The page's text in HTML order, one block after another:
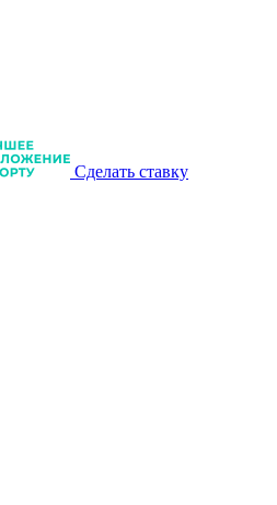
Сделать ставку